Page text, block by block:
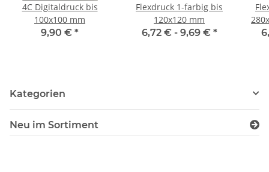
4C Digitaldruck bis
100x100 mm
9,90 € *
Flexdruck 1-farbig bis
120x120 mm
6,72 € - 9,69 € *
Kategorien
Neu im Sortiment